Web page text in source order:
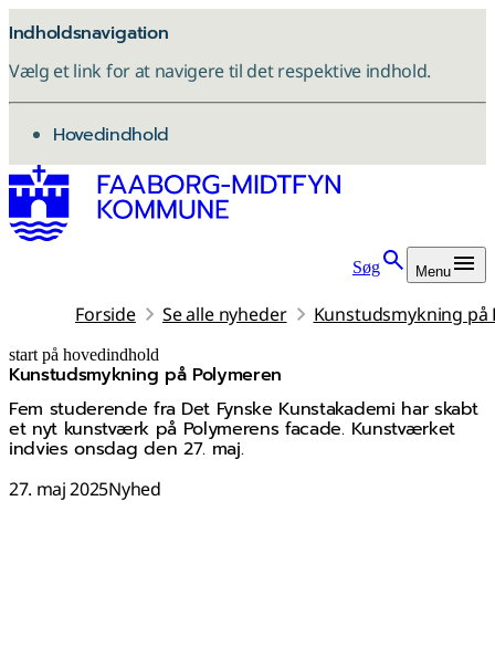
Indholdsnavigation
Vælg et link for at navigere til det respektive indhold.
gå til
Hovedindhold
Søg Menu
Forside Se alle nyheder Kunstudsmykning på
start på hovedindhold
Kunstudsmykning på Polymeren
Fem studerende fra Det Fynske Kunstakademi har skabt
et nyt kunstværk på Polymerens facade. Kunstværket
indvies onsdag den 27. maj.
27. maj 2025Nyhed
senest opdateret 3. februar 2026